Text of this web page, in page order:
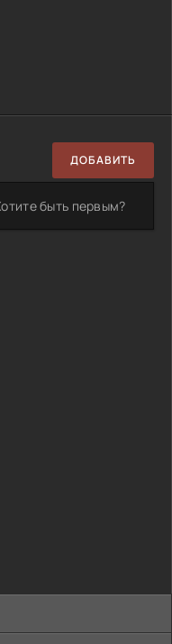
ДОБАВИТЬ
быть первым?